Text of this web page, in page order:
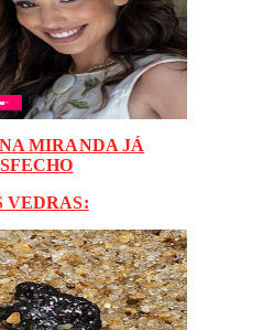
MIRANDA JÁ
VEDRAS: